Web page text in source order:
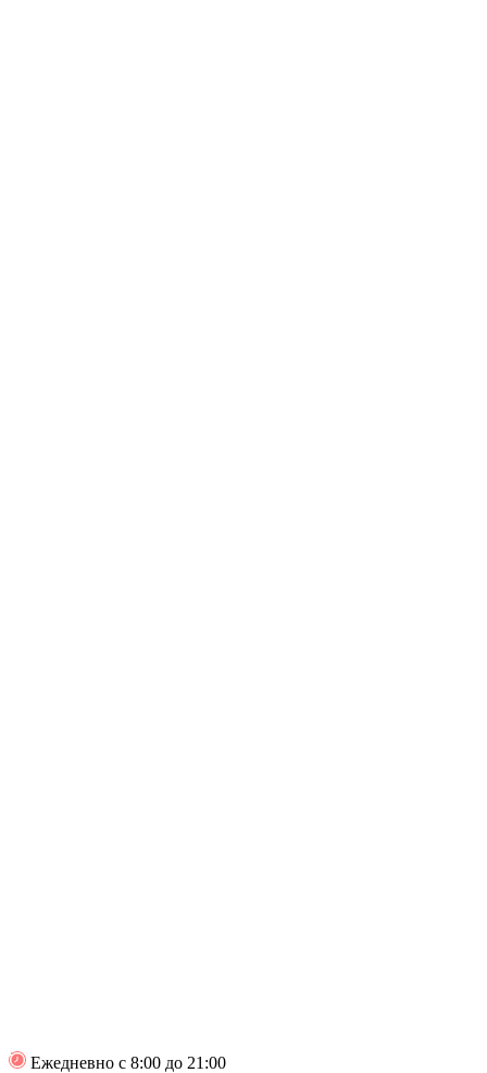
Ежедневно с 8:00 до 21:00